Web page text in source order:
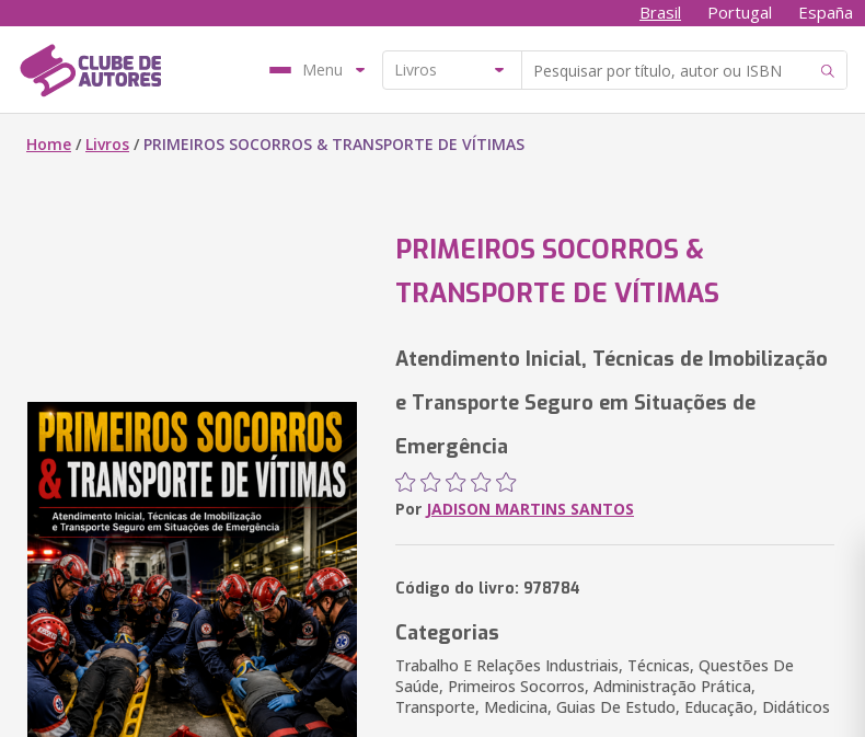
Brasil Portugal España
Menu
Home / Livros / PRIMEIROS SOCORROS & TRANSPORTE DE VÍTIMAS
PRIMEIROS SOCORROS &
TRANSPORTE DE VÍTIMAS
Atendimento Inicial, Técnicas de Imobilização
e Transporte Seguro em Situações de
Emergência
Por JADISON MARTINS SANTOS
Código do livro: 978784
Categorias
Trabalho E Relações Industriais, Técnicas, Questões De
Saúde, Primeiros Socorros, Administração Prática,
Transporte, Medicina, Guias De Estudo, Educação, Didáticos